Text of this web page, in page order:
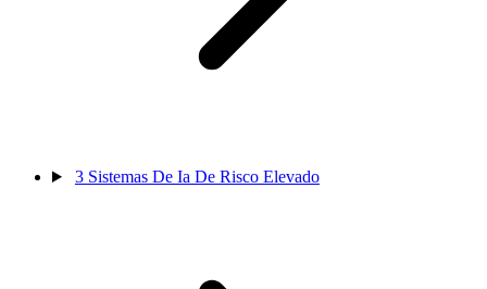
3 Sistemas De Ia De Risco Elevado